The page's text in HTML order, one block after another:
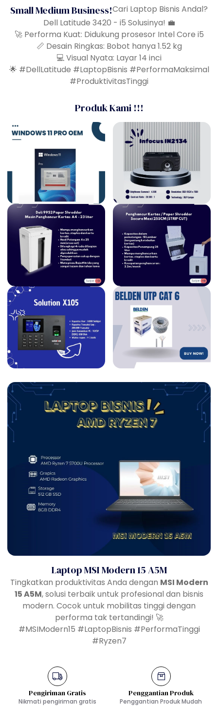
Small Medium Business!Cari Laptop Bisnis Andal?
Dell Latitude 3420 - i5 Solusinya! 💼
🚀 Performa Kuat: Didukung prosesor Intel Core i5
📏 Desain Ringkas: Bobot hanya 1.52 kg
💻 Visual Nyata: Layar 14 inci
🌟 #DellLatitude #LaptopBisnis #PerformaMaksimal
#ProduktivitasTinggi
Produk Kami !!!
Laptop MSI Modern 15 A5M
Tingkatkan produktivitas Anda dengan MSI Modern
15 A5M, solusi terbaik untuk profesional dan bisnis
modern. Cocok untuk mobilitas tinggi dengan
performa tak tertandingi! 🚀
#MSIModern15 #LaptopBisnis #PerformaTinggi
#Ryzen7
Pengiriman Gratis
Nikmati pengiriman gratis
Penggantian Produk
Penggantian Produk Mudah